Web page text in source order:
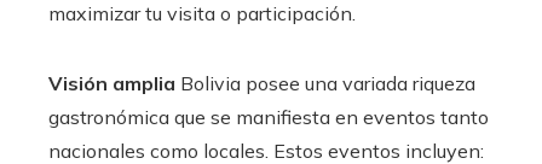
maximizar tu visita o participación.
Visión amplia Bolivia posee una variada riqueza
gastronómica que se manifiesta en eventos tanto
nacionales como locales. Estos eventos incluyen: